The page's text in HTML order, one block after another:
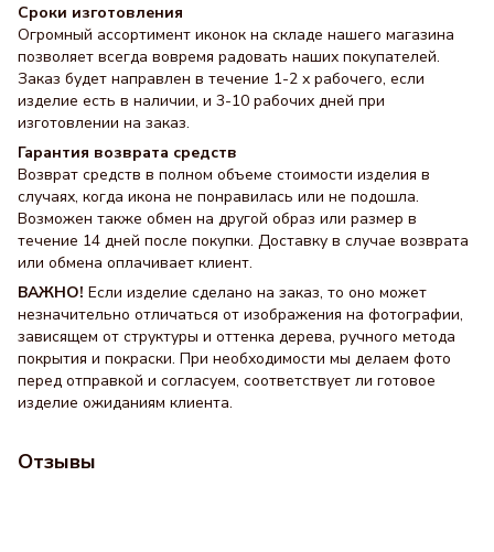
Сроки изготовления
Огромный ассортимент иконок на складе нашего магазина
позволяет всегда вовремя радовать наших покупателей.
Заказ будет направлен в течение 1-2 х рабочего, если
изделие есть в наличии, и 3-10 рабочих дней при
изготовлении на заказ.
Гарантия возврата средств
Возврат средств в полном объеме стоимости изделия в
случаях, когда икона не понравилась или не подошла.
Возможен также обмен на другой образ или размер в
течение 14 дней после покупки. Доставку в случае возврата
или обмена оплачивает клиент.
ВАЖНО! Если изделие сделано на заказ, то оно может
незначительно отличаться от изображения на фотографии,
зависящем от структуры и оттенка дерева, ручного метода
покрытия и покраски. При необходимости мы делаем фото
перед отправкой и согласуем, соответствует ли готовое
изделие ожиданиям клиента.
Отзывы